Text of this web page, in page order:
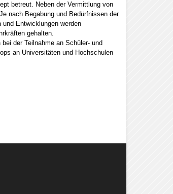
betreut. Neben der Vermittlung von
nach Begabung und Bedürfnissen der
Entwicklungen werden
gehalten.
der Teilnahme an Schüler- und
an Universitäten und Hochschulen